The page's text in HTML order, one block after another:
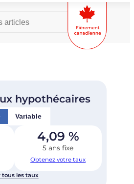
hypothécaires
Variable
4,09 %
5 ans fixe
Obtenez votre taux
tous les taux